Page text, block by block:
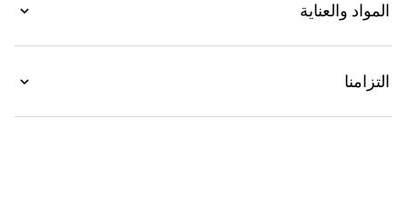
المواد والعناية
التزامنا